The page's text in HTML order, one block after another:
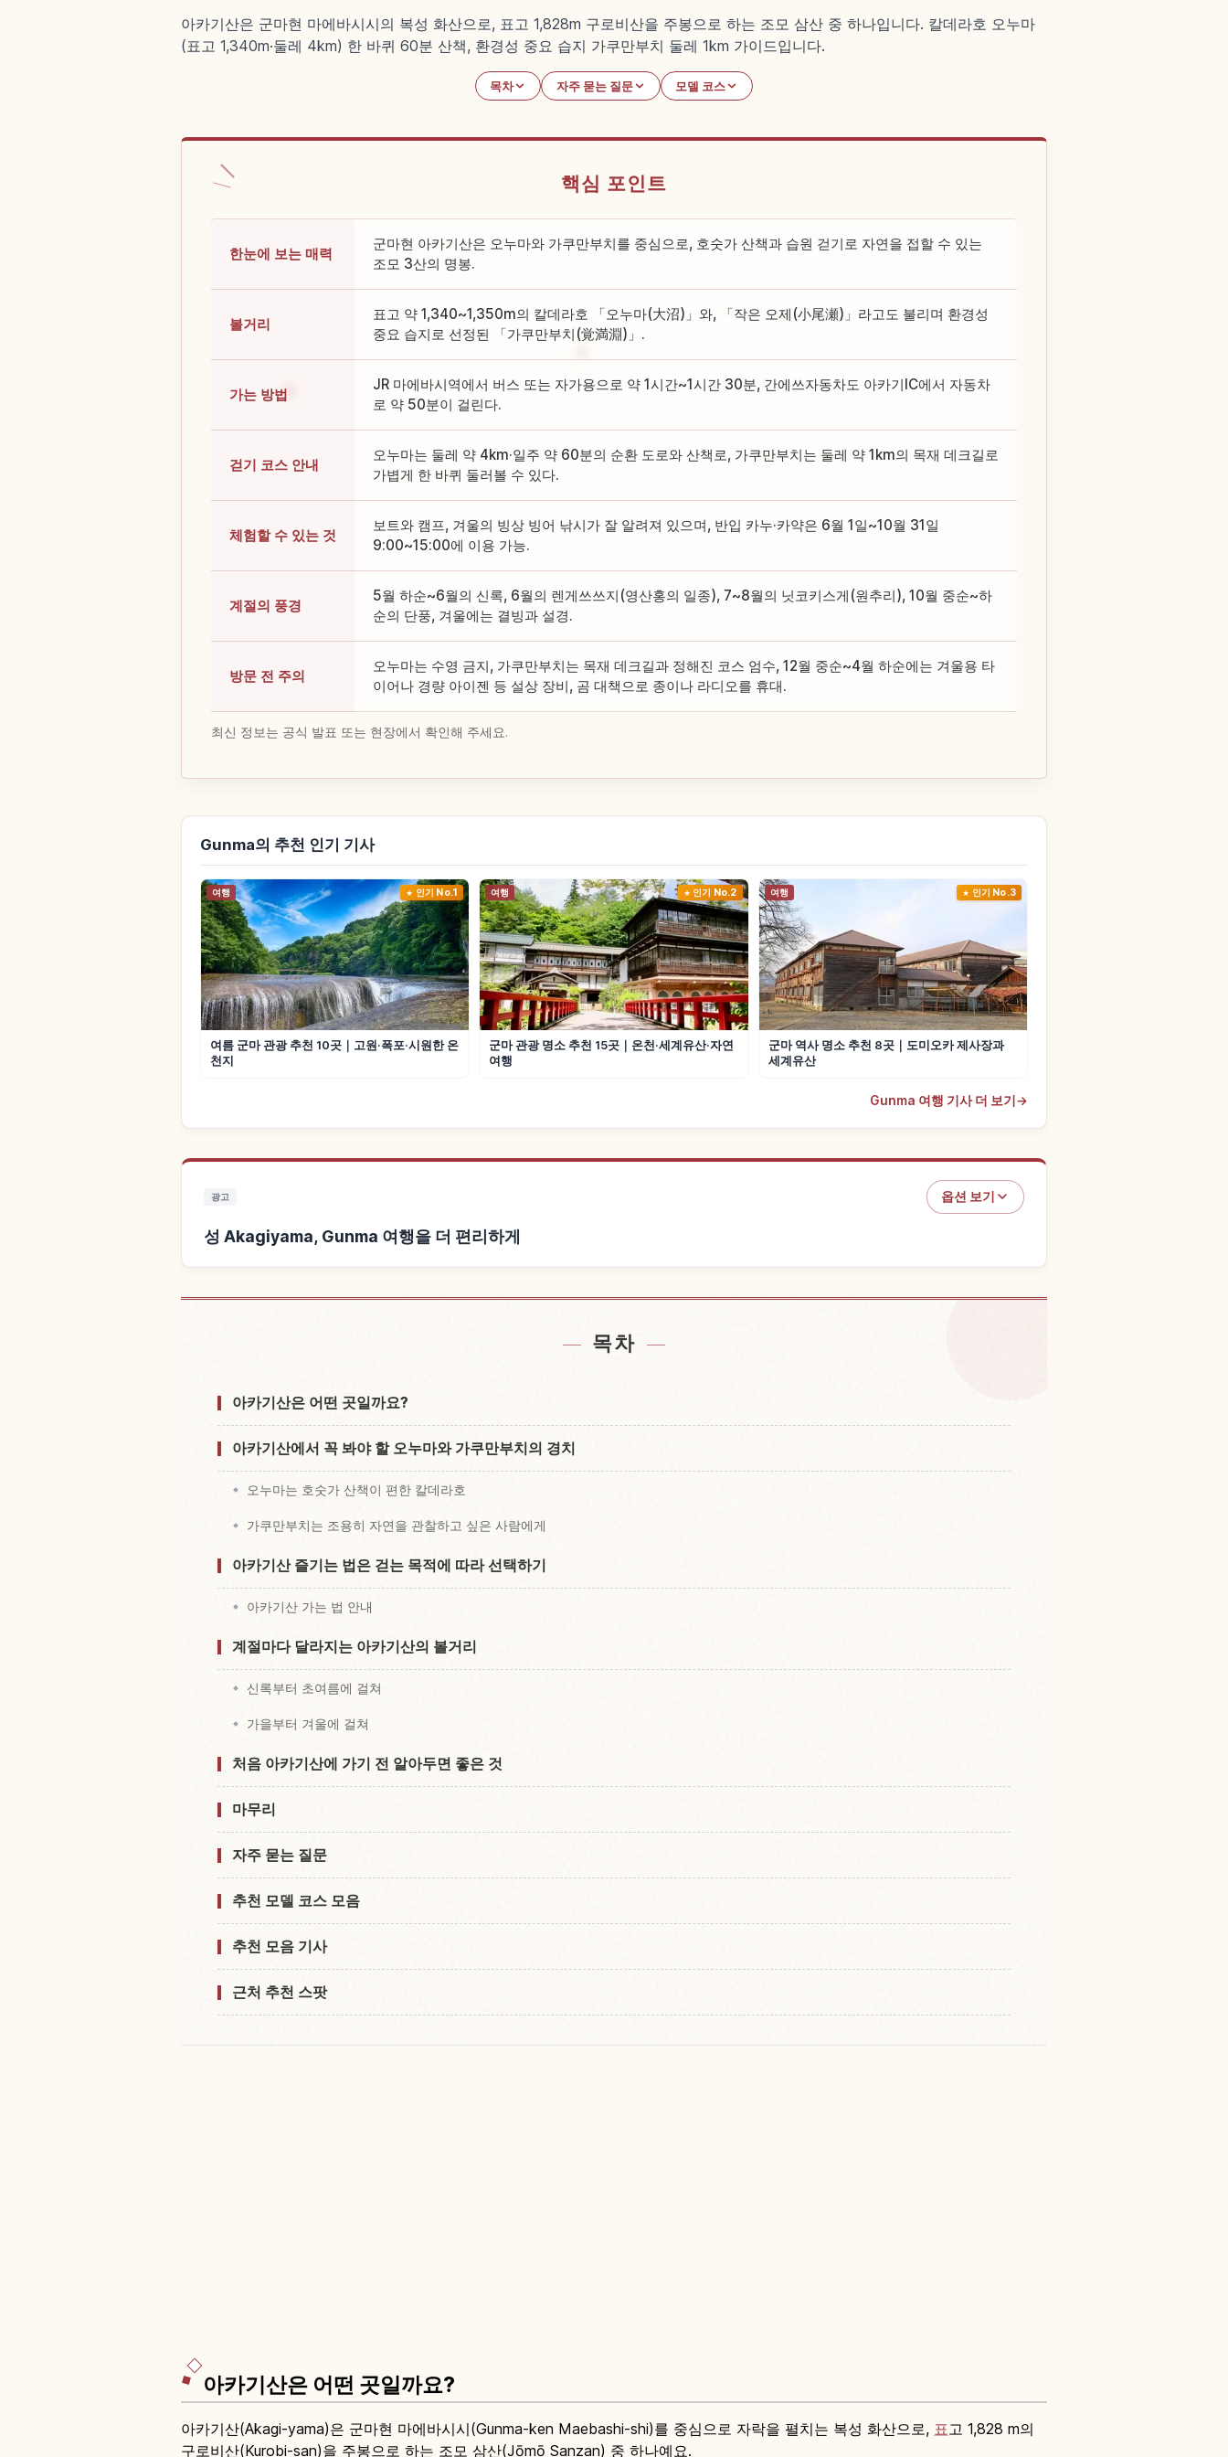
아카기산은 군마현 마에바시시의 복성 화산으로, 표고 1,828m 구로비산을 주봉으로 하는 조모 삼산 중 하나입니다. 칼데라호 오누마
(표고 1,340m·둘레 4km) 한 바퀴 60분 산책, 환경성 중요 습지 가쿠만부치 둘레 1km 가이드입니다.
목차 자주 묻는 질문 모델 코스
핵심 포인트
한눈에 보는 매력
군마현 아카기산은 오누마와 가쿠만부치를 중심으로, 호숫가 산책과 습원 걷기로 자연을 접할 수 있는
조모 3산의 명봉.
볼거리
표고 약 1,340~1,350m의 칼데라호 「오누마(大沼)」와, 「작은 오제(小尾瀬)」라고도 불리며 환경성
중요 습지로 선정된 「가쿠만부치(覚満淵)」.
가는 방법
JR 마에바시역에서 버스 또는 자가용으로 약 1시간~1시간 30분, 간에쓰자동차도 아카기IC에서 자동차
로 약 50분이 걸린다.
걷기 코스 안내
오누마는 둘레 약 4km·일주 약 60분의 순환 도로와 산책로, 가쿠만부치는 둘레 약 1km의 목재 데크길로
가볍게 한 바퀴 둘러볼 수 있다.
체험할 수 있는 것
보트와 캠프, 겨울의 빙상 빙어 낚시가 잘 알려져 있으며, 반입 카누·카약은 6월 1일~10월 31일
9:00~15:00에 이용 가능.
계절의 풍경
5월 하순~6월의 신록, 6월의 렌게쓰쓰지(영산홍의 일종), 7~8월의 닛코키스게(원추리), 10월 중순~하
순의 단풍, 겨울에는 결빙과 설경.
방문 전 주의
오누마는 수영 금지, 가쿠만부치는 목재 데크길과 정해진 코스 엄수, 12월 중순~4월 하순에는 겨울용 타
이어나 경량 아이젠 등 설상 장비, 곰 대책으로 종이나 라디오를 휴대.
최신 정보는 공식 발표 또는 현장에서 확인해 주세요.
Gunma의 추천 인기 기사
여행 인기 No.1
여름 군마 관광 추천 10곳｜고원·폭포·시원한 온
천지
여행 인기 No.2
군마 관광 명소 추천 15곳｜온천·세계유산·자연
여행
여행 인기 No.3
군마 역사 명소 추천 8곳｜도미오카 제사장과
세계유산
Gunma 여행 기사 더 보기 →
광고 옵션 보기
성 Akagiyama, Gunma 여행을 더 편리하게
목차
아카기산은 어떤 곳일까요?
아카기산에서 꼭 봐야 할 오누마와 가쿠만부치의 경치
오누마는 호숫가 산책이 편한 칼데라호
가쿠만부치는 조용히 자연을 관찰하고 싶은 사람에게
아카기산 즐기는 법은 걷는 목적에 따라 선택하기
아카기산 가는 법 안내
계절마다 달라지는 아카기산의 볼거리
신록부터 초여름에 걸쳐
가을부터 겨울에 걸쳐
처음 아카기산에 가기 전 알아두면 좋은 것
마무리
자주 묻는 질문
추천 모델 코스 모음
추천 모음 기사
근처 추천 스팟
아카기산은 어떤 곳일까요?
아카기산(Akagi-yama)은 군마현 마에바시시(Gunma-ken Maebashi-shi)를 중심으로 자락을 펼치는 복성 화산으로, 표 고 1,828 m의
구로비산(Kurobi-san)을 주봉으로 하는 조모 삼산(Jōmō Sanzan) 중 하나예요.